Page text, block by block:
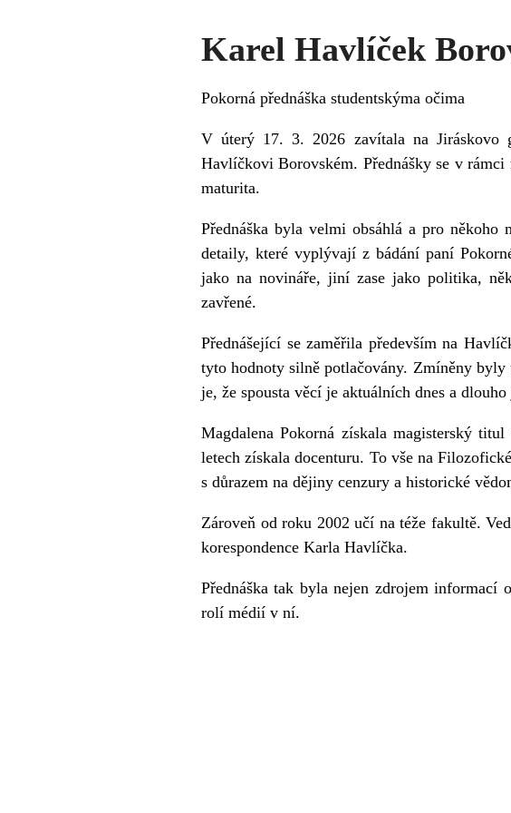
Karel Havlíček
Pokorná přednáška studentskýma očima
V úterý 17. 3. 2026 zavítala na Jiráskovo
Havlíčkovi Borovském. Přednášky se v
maturita.
Přednáška byla velmi obsáhlá a pro
detaily, které vyplývají z bádání paní
jako na novináře, jiní zase jako politika,
zavřené.
Přednášející se zaměřila především na
tyto hodnoty silně potlačovány. Zmíněny byly
je, že spousta věcí je aktuálních dnes a dlouho
Magdalena Pokorná získala magisterský
letech získala docenturu. To vše na
s důrazem na dějiny cenzury a historické
Zároveň od roku 2002 učí na téže fakultě.
korespondence Karla Havlíčka.
Přednáška tak byla nejen zdrojem informací
rolí médií v ní.